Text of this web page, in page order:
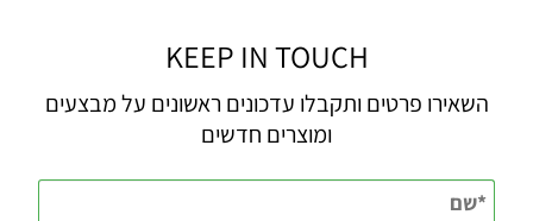
KEEP IN TOUCH
השאירו פרטים ותקבלו עדכונים ראשונים על מבצעים
ומוצרים חדשים